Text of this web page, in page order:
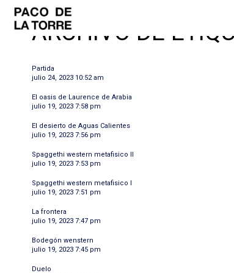
ARCHIVO DE
Partida
julio 24, 2023 10:52 am
El oasis de Laurence de Arabia
julio 19, 2023 7:58 pm
El desierto de Aguas Calientes
julio 19, 2023 7:56 pm
Spaggethi western metafisico II
julio 19, 2023 7:53 pm
Spaggethi western metafisico I
julio 19, 2023 7:51 pm
La frontera
julio 19, 2023 7:47 pm
Bodegón wenstern
julio 19, 2023 7:45 pm
Duelo